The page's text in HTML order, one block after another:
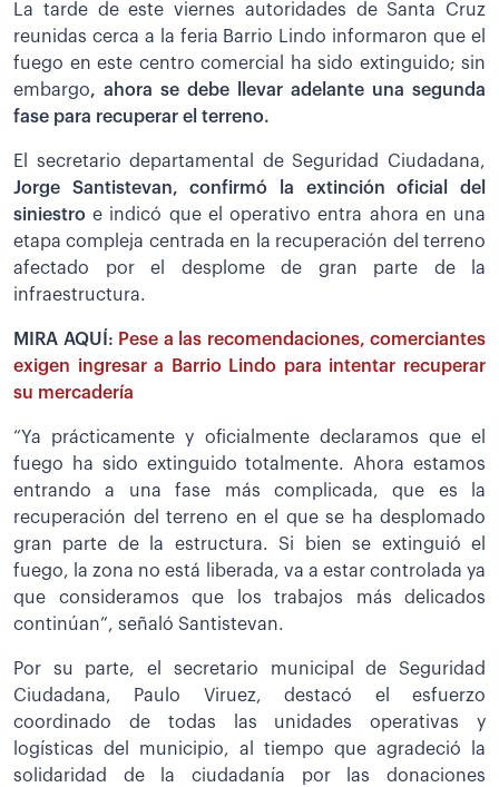
La tarde de este viernes autoridades de Santa Cruz
reunidas cerca a la feria Barrio Lindo informaron que el
fuego en este centro comercial ha sido extinguido; sin
embargo, ahora se debe llevar adelante una segunda
fase para recuperar el terreno.
El secretario departamental de Seguridad Ciudadana,
Jorge Santistevan, confirmó la extinción oficial del
siniestro e indicó que el operativo entra ahora en una
etapa compleja centrada en la recuperación del terreno
afectado por el desplome de gran parte de la
infraestructura.
MIRA AQUÍ: Pese a las recomendaciones, comerciantes
exigen ingresar a Barrio Lindo para intentar recuperar
su mercadería
“Ya prácticamente y oficialmente declaramos que el
fuego ha sido extinguido totalmente. Ahora estamos
entrando a una fase más complicada, que es la
recuperación del terreno en el que se ha desplomado
gran parte de la estructura. Si bien se extinguió el
fuego, la zona no está liberada, va a estar controlada ya
que consideramos que los trabajos más delicados
continúan”, señaló Santistevan.
Por su parte, el secretario municipal de Seguridad
Ciudadana, Paulo Viruez, destacó el esfuerzo
coordinado de todas las unidades operativas y
logísticas del municipio, al tiempo que agradeció la
solidaridad de la ciudadanía por las donaciones